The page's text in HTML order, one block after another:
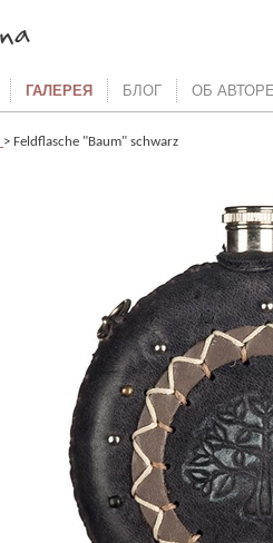
ГАЛЕРЕЯ БЛОГ ОБ АВТОРЕ
> Feldflasche "Baum" schwarz